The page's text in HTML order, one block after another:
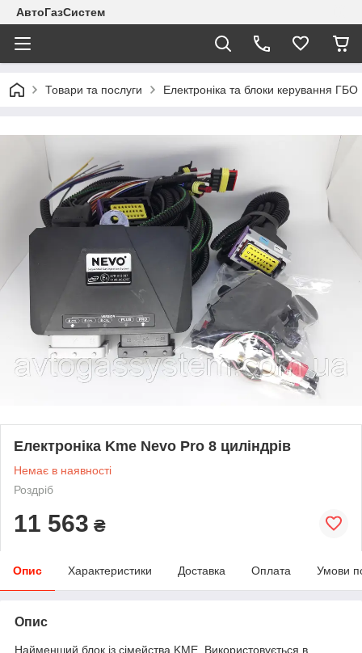
АвтоГазСистем
Товари та послуги Електроніка та блоки керування ГБО
Електроніка Kme Nevo Pro 8 циліндрів
Немає в наявності
Роздріб
11 563 ₴
Опис Характеристики Доставка Оплата Умови
Опис
Найменший блок із сімейства KME. Використовується в